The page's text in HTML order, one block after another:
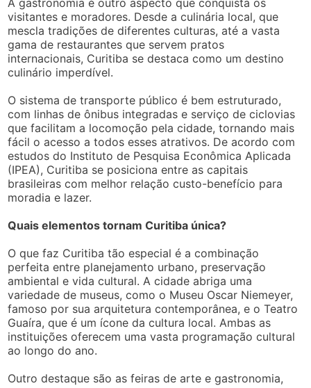
A gastronomia é outro aspecto que conquista os
visitantes e moradores. Desde a culinária local, que
mescla tradições de diferentes culturas, até a vasta
gama de restaurantes que servem pratos
internacionais, Curitiba se destaca como um destino
culinário imperdível.
O sistema de transporte público é bem estruturado,
com linhas de ônibus integradas e serviço de ciclovias
que facilitam a locomoção pela cidade, tornando mais
fácil o acesso a todos esses atrativos. De acordo com
estudos do Instituto de Pesquisa Econômica Aplicada
(IPEA), Curitiba se posiciona entre as capitais
brasileiras com melhor relação custo-benefício para
moradia e lazer.
Quais elementos tornam Curitiba única?
O que faz Curitiba tão especial é a combinação
perfeita entre planejamento urbano, preservação
ambiental e vida cultural. A cidade abriga uma
variedade de museus, como o Museu Oscar Niemeyer,
famoso por sua arquitetura contemporânea, e o Teatro
Guaíra, que é um ícone da cultura local. Ambas as
instituições oferecem uma vasta programação cultural
ao longo do ano.
Outro destaque são as feiras de arte e gastronomia,